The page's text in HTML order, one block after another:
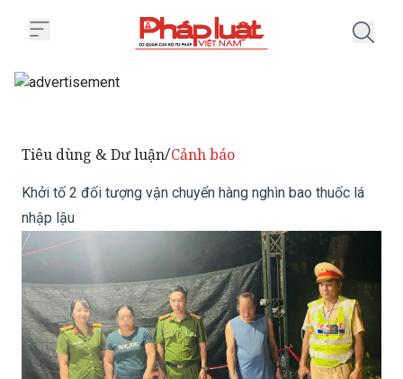
Tiêu dùng & Dư luận/Cảnh báo
Khởi tố 2 đối tượng vận chuyển hàng nghìn bao thuốc lá
nhập lậu